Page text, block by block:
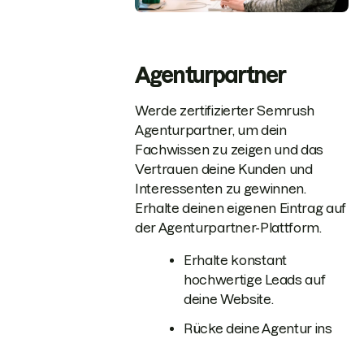
Agenturpartner
Werde zertifizierter Semrush
Agenturpartner, um dein
Fachwissen zu zeigen und das
Vertrauen deine Kunden und
Interessenten zu gewinnen.
Erhalte deinen eigenen Eintrag auf
der Agenturpartner-Plattform.
Erhalte konstant
hochwertige Leads auf
deine Website.
Rücke deine Agentur ins